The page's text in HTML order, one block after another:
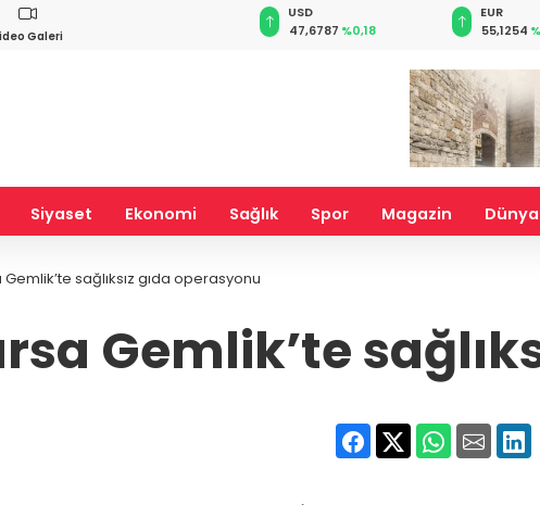
Galeri
EUR
55,1254%0,32
GBP
64,3468
Siyaset Ekonomi Sağlık Spor Magazin Dünya
Gemlik’te sağlıksız gıda operasyonu
Gemlik’te